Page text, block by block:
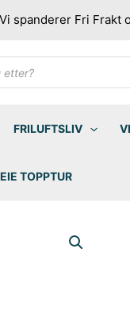
Vi spanderer Fri Frakt
FRILUFTSLIV
TOPPTUR